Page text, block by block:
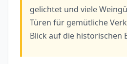
gelichtet und viele
Türen für gemütliche
Blick auf die historischen